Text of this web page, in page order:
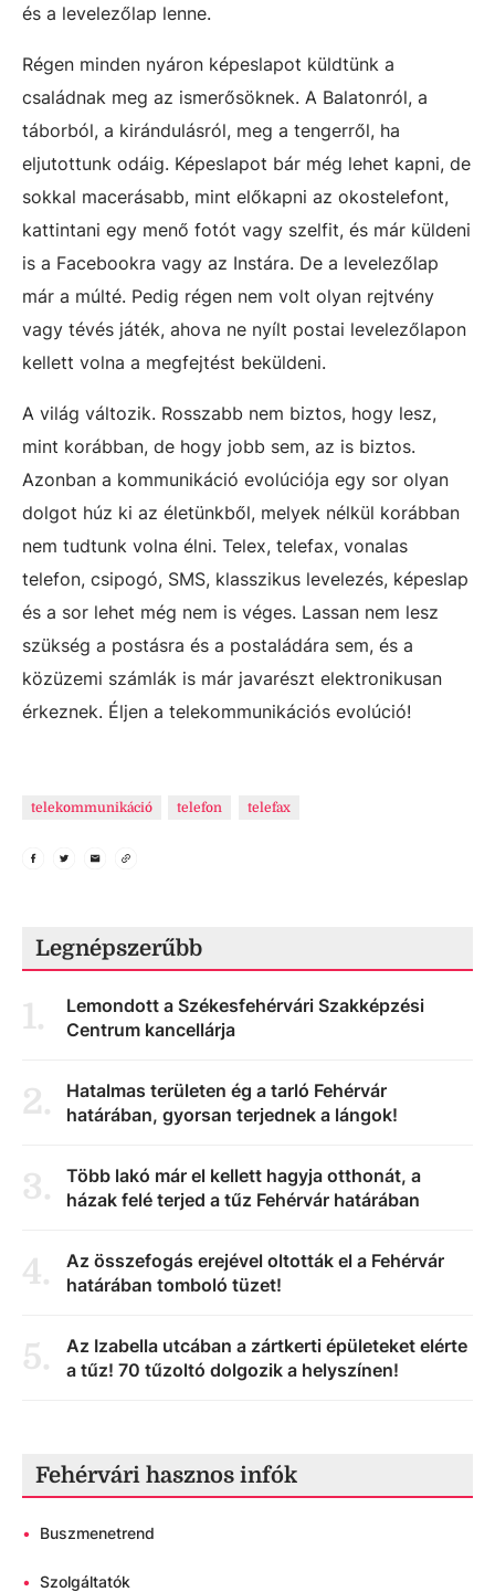
és a levelezőlap lenne.
Régen minden nyáron képeslapot küldtünk a
családnak meg az ismerősöknek. A Balatonról, a
táborból, a kirándulásról, meg a tengerről, ha
eljutottunk odáig. Képeslapot bár még lehet kapni, de
sokkal macerásabb, mint előkapni az okostelefont,
kattintani egy menő fotót vagy szelfit, és már küldeni
is a Facebookra vagy az Instára. De a levelezőlap
már a múlté. Pedig régen nem volt olyan rejtvény
vagy tévés játék, ahova ne nyílt postai levelezőlapon
kellett volna a megfejtést beküldeni.
A világ változik. Rosszabb nem biztos, hogy lesz,
mint korábban, de hogy jobb sem, az is biztos.
Azonban a kommunikáció evolúciója egy sor olyan
dolgot húz ki az életünkből, melyek nélkül korábban
nem tudtunk volna élni. Telex, telefax, vonalas
telefon, csipogó, SMS, klasszikus levelezés, képeslap
és a sor lehet még nem is véges. Lassan nem lesz
szükség a postásra és a postaládára sem, és a
közüzemi számlák is már javarészt elektronikusan
érkeznek. Éljen a telekommunikációs evolúció!
telekommunikáció telefon telefax
Legnépszerűbb
1.
Lemondott a Székesfehérvári Szakképzési
Centrum kancellárja
2.
Hatalmas területen ég a tarló Fehérvár
határában, gyorsan terjednek a lángok!
3.
Több lakó már el kellett hagyja otthonát, a
házak felé terjed a tűz Fehérvár határában
4.
Az összefogás erejével oltották el a Fehérvár
határában tomboló tüzet!
5.
Az Izabella utcában a zártkerti épületeket elérte
a tűz! 70 tűzoltó dolgozik a helyszínen!
Fehérvári hasznos infók
• Buszmenetrend
• Szolgáltatók